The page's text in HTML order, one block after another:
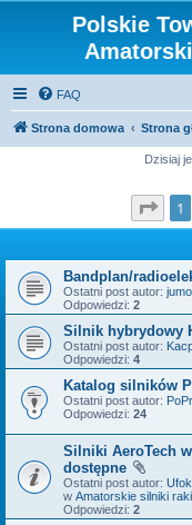
Polskie
FAQ
Strona domowa Strona
Dzisiaj
1
Bandplan/
Ostatni post autor:
Odpowiedzi: 2
Silnik hybrydowy
Ostatni post autor:
Odpowiedzi: 4
Katalog silników
Ostatni post autor:
Odpowiedzi: 24
Silniki AeroTech
dostępne
Ostatni post autor: Ufok
w Amatorskie silniki
Odpowiedzi: 2